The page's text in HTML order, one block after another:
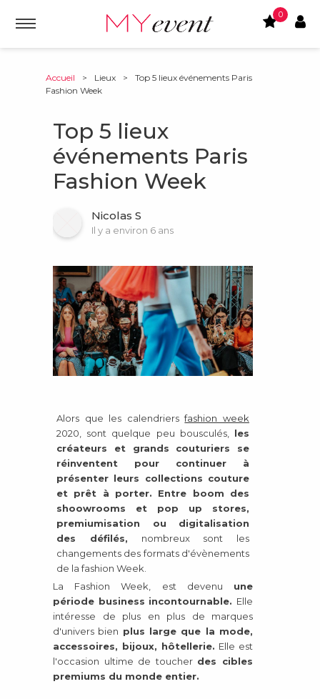
0
Accueil > Lieux >
Top 5 lieux événements Paris
Fashion Week
Top 5 lieux
événements Paris
Fashion Week
Nicolas S
Il y a environ 6 ans
Alors que les calendriersfashion week
2020, sont quelque peu bousculés, les
créateurs et grands couturiers se
réinventent pour continuer à
présenter leurs collections couture
et prêt à porter. Entre boom des
shoowrooms et pop up stores,
premiumisation ou digitalisation
des défilés, nombreux sont les
changements des formats d'évènements
de la fashion Week.
La Fashion Week, est devenu une
période business incontournable. Elle
intéresse de plus en plus de marques
d'univers bien plus large que la mode,
accessoires, bijoux, hôtellerie. Elle est
l'occasion ultime de toucher des cibles
premiums du monde entier.